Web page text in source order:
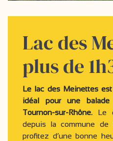
Lac des
plus de
Le lac des Meinettes
idéal pour une
Tournon-sur-Rhône. Le
depuis la commune de
profitez d’une bonne